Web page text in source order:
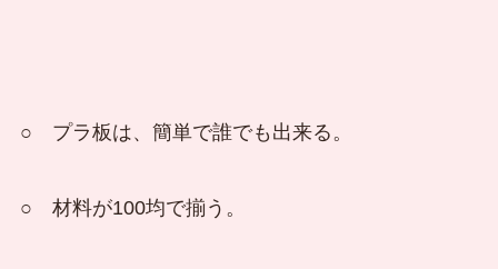
○ プラ板は、簡単で誰でも出来る。
○ 材料が100均で揃う。